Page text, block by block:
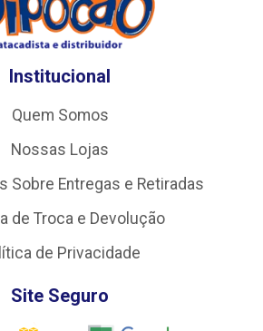
Institucional
Quem Somos
Nossas Lojas
Sobre Entregas e Retiradas
de Troca e Devolução
de Privacidade
Site Seguro